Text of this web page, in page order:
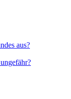
aus?